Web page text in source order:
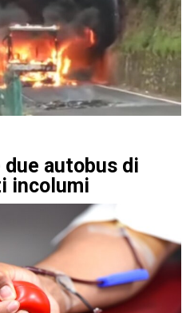
due autobus di
incolumi